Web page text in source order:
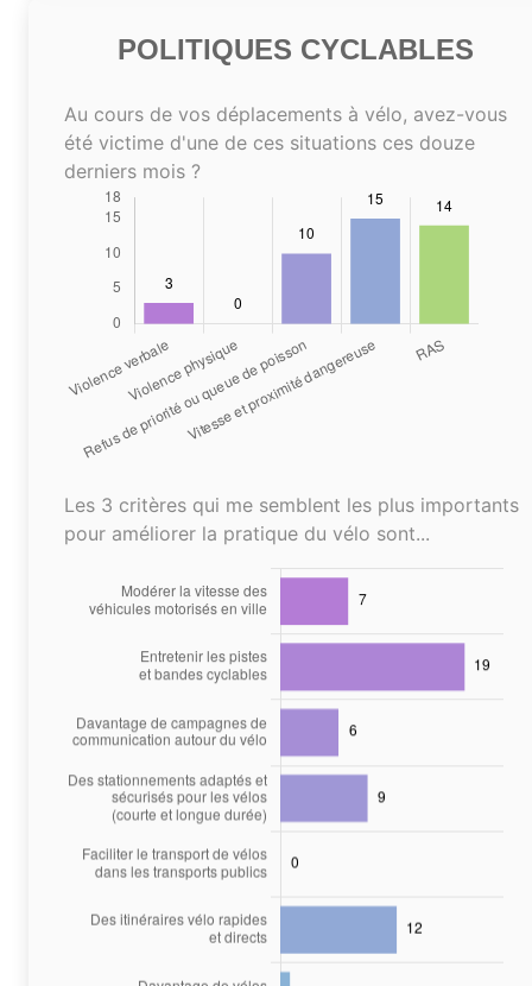
POLITIQUES CYCLABLES
Au cours de vos déplacements à vélo, avez-vous
été victime d'une de ces situations ces douze
derniers mois ?
Les 3 critères qui me semblent les plus importants
pour améliorer la pratique du vélo sont...